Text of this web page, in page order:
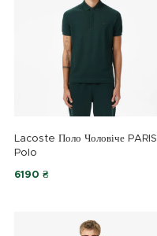
Lacoste Поло Чоловіче PARIS
Polo
6190 ₴